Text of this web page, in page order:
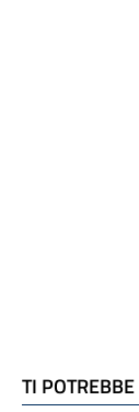
TI
TI